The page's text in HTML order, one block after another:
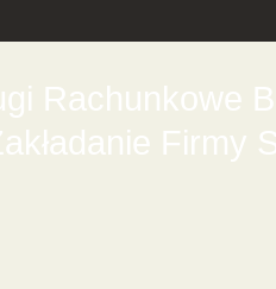
Rachunkowe
Firmy